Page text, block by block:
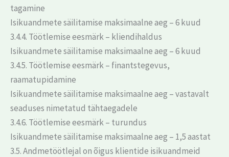
tagamine
Isikuandmete säilitamise maksimaalne aeg – 6 kuud
3.4.4. Töötlemise eesmärk – kliendihaldus
Isikuandmete säilitamise maksimaalne aeg – 6 kuud
3.4.5. Töötlemise eesmärk – finantstegevus,
raamatupidamine
Isikuandmete säilitamise maksimaalne aeg – vastavalt
seaduses nimetatud tähtaegadele
3.4.6. Töötlemise eesmärk – turundus
Isikuandmete säilitamise maksimaalne aeg – 1,5 aastat
3.5. Andmetöötlejal on õigus klientide isikuandmeid